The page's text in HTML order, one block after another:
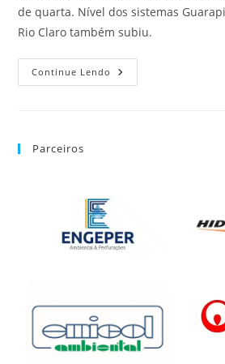
de quarta. Nível dos sistemas
Rio Claro também subiu.
Continue Lendo
Parceiros